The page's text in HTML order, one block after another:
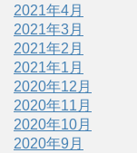
2021年4月
2021年3月
2021年2月
2021年1月
2020年12月
2020年11月
2020年10月
2020年9月